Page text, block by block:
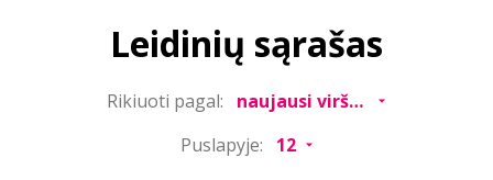
Leidinių sąrašas
Rikiuoti pagal:
Puslapyje: